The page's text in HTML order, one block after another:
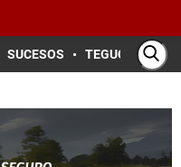
SUCESOS TEGUCIGALPA